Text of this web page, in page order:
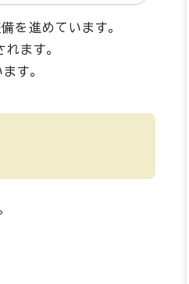
を進めています。
ます。
す。